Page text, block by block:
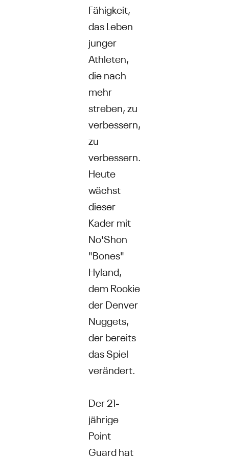
Fähigkeit,
das Leben
junger
Athleten,
die nach
mehr
streben, zu
verbessern,
zu
verbessern.
Heute
wächst
dieser
Kader mit
No'Shon
"Bones"
Hyland,
dem Rookie
der Denver
Nuggets,
der bereits
das Spiel
verändert.
Der 21-
jährige
Point
Guard hat